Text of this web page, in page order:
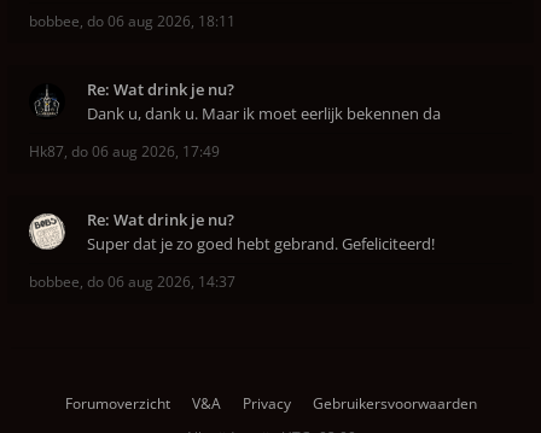
bobbee, do 06 aug 2026, 18:11
Re: Wat drink je nu?
Dank u, dank u. Maar ik moet eerlijk bekennen da
Hk87, do 06 aug 2026, 17:49
Re: Wat drink je nu?
Super dat je zo goed hebt gebrand. Gefeliciteerd!
bobbee, do 06 aug 2026, 14:37
Forumoverzicht V&A Privacy
Gebruikersvoorwaarden